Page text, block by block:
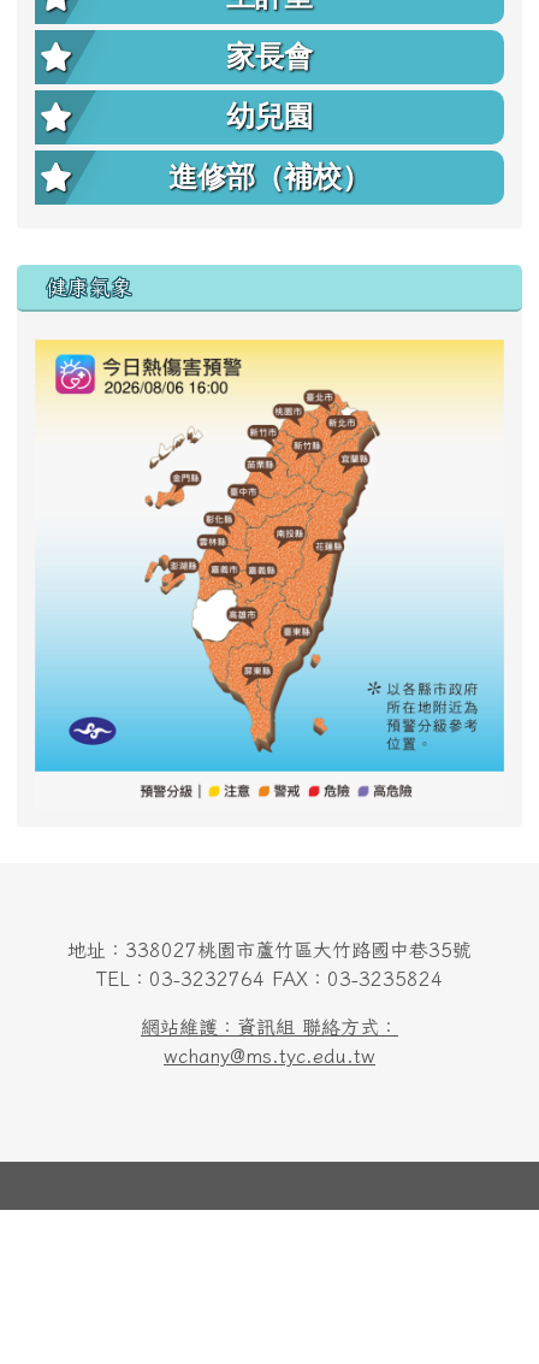
家長會
幼兒園
進修部（補校）
右邊區域內容
健康氣象
地址：338027桃園市蘆竹區大竹路國中巷35號
TEL：03-3232764 FAX：03-3235824
網站維護：資訊組 聯絡方式：
wchany@ms.tyc.edu.tw